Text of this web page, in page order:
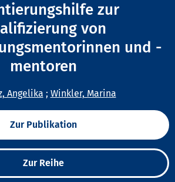
zur
von
und -
mentoren
Angelika ; Winkler, Marina
Zur Publikation
Zur Reihe